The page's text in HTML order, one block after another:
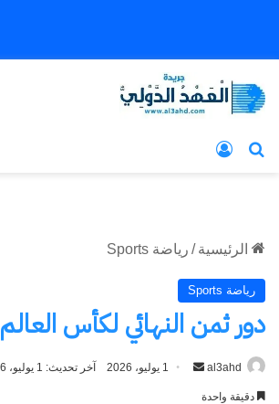
بحث عن
الرئيسية / رياضة Sports
رياضة Sports
دور ثمن النهائي لكأس العالم 2026
al3ahd
أرسل
1 يوليو، 2026 آخر تحديث: 1 يوليو، 2026
دقيقة واحدة